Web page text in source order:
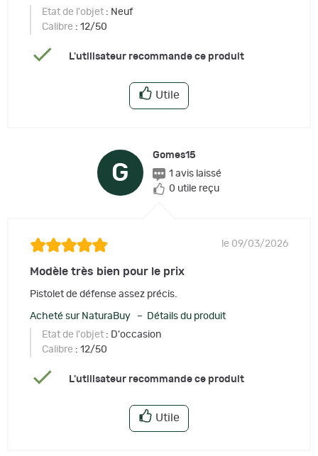
Etat de l'objet : Neuf
Calibre : 12/50
L'utilisateur recommande ce produit
Utile
G
Gomes15
1 avis laissé
0 utile reçu
le 09/03/2026
Modèle très bien pour le prix
Pistolet de défense assez précis.
Acheté sur NaturaBuy – Détails du produit
Etat de l'objet : D'occasion
Calibre : 12/50
L'utilisateur recommande ce produit
Utile